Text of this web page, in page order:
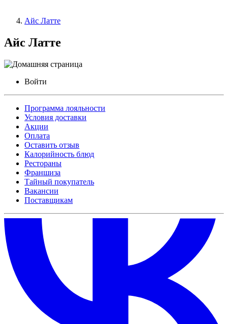
Айс Латте
Айс Латте
Войти
Программа лояльности
Условия доставки
Акции
Оплата
Оставить отзыв
Калорийность блюд
Рестораны
Франшиза
Тайный покупатель
Вакансии
Поставщикам